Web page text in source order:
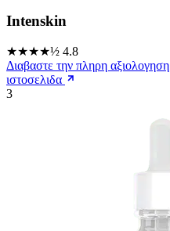
Intenskin
★★★★½ 4.8
Διαβαστε την πληρη αξιολογηση
ιστοσελιδα
3